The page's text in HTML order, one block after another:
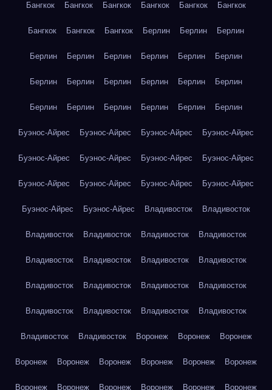
Бангкок Бангкок Бангкок Бангкок Бангкок Бангкок
Бангкок Бангкок Бангкок Берлин Берлин Берлин
Берлин Берлин Берлин Берлин Берлин Берлин
Берлин Берлин Берлин Берлин Берлин Берлин
Берлин Берлин Берлин Берлин Берлин Берлин
Буэнос-Айрес Буэнос-Айрес Буэнос-Айрес Буэнос-Айрес
Буэнос-Айрес Буэнос-Айрес Буэнос-Айрес Буэнос-Айрес
Буэнос-Айрес Буэнос-Айрес Буэнос-Айрес Буэнос-Айрес
Буэнос-Айрес Буэнос-Айрес Владивосток Владивосток
Владивосток Владивосток Владивосток Владивосток
Владивосток Владивосток Владивосток Владивосток
Владивосток Владивосток Владивосток Владивосток
Владивосток Владивосток Владивосток Владивосток
Владивосток Владивосток Воронеж Воронеж Воронеж
Воронеж Воронеж Воронеж Воронеж Воронеж Воронеж
Воронеж Воронеж Воронеж Воронеж Воронеж Воронеж